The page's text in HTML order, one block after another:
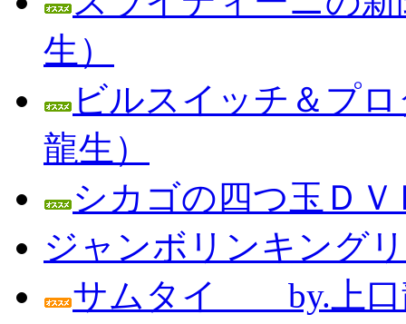
生）
ビルスイッチ＆プ
龍生）
シカゴの四つ玉Ｄ
ジャンボリンキング
サムタイ by.上口